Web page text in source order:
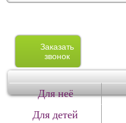
Заказать
звонок
Для неё
Для детей